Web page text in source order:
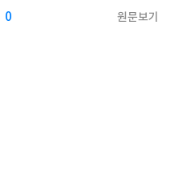
0 원문보기